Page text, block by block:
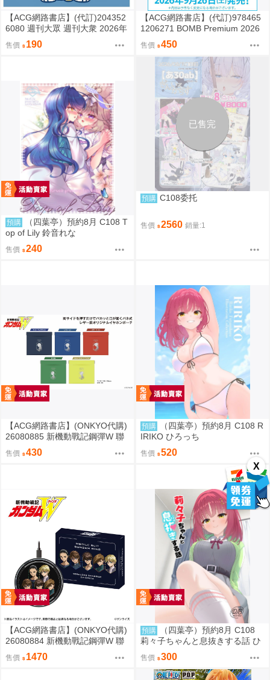
X
【ACG網路書店】(代訂)204352
6080 週刊大眾 週刊大衆 2026年
8月31日號 附:海報
售價 190
【ACG網路書店】(代訂)978465
1206271 BOMB Premium 2026
封面:一ノ瀬瑠菜 附:雙面海報
售價 450
預購
（四葉亭）預約8月 C108 T
op of Lily 鈴音れな
售價 240
已售完
預購 C108委托
售價 2560 銷量:1
【ACG網路書店】(ONKYO代購)
26080885 新機動戰記鋼彈W 聯
名耳機 收納包
售價 430
預購
（四葉亭）預約8月 C108 R
IRIKO ひろっち
售價 520
【ACG網路書店】(ONKYO代購)
26080884 新機動戰記鋼彈W 聯
名耳機 專屬充電器
售價 1470
預購
（四葉亭）預約8月 C108
莉々子ちゃんと息抜きする話 ひ
ろっち
售價 300